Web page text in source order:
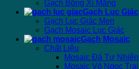
Gạch Bông Xi Măng
Gạch Lục Giác
Gạch Lục Giác Men
Gạch Mosaic Lục Giác
Gạch Mosaic
Chất Liệu
Mosaic Đá Tự Nhiên
Mosaic Vỏ Ngọc Trai